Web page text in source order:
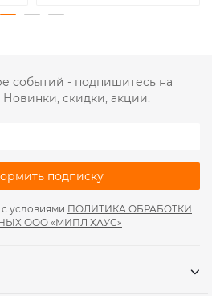
событий - подпишитесь на
скидки, акции.
подписку
условиями ПОЛИТИКА ОБРАБОТКИ
ООО «МИПЛ ХАУС»